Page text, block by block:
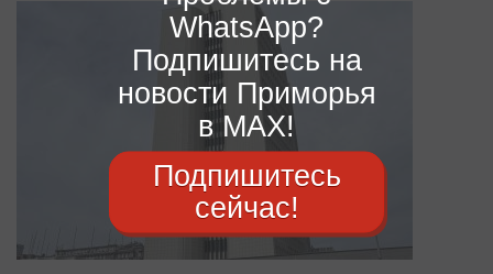
WhatsApp?
Подпишитесь на
новости Приморья
в MAX!
Подпишитесь
сейчас!